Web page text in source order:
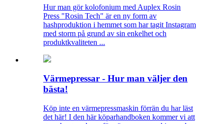
Hur man gör kolofonium med Auplex Rosin
Press "Rosin Tech" är en ny form av
hashproduktion i hemmet som har tagit Instagram
med storm på grund av sin enkelhet och
produktkvaliteten ...
Värmepressar - Hur man väljer den
bästa!
Köp inte en värmepressmaskin förrän du har läst
det här! I den här köparhandboken kommer vi att